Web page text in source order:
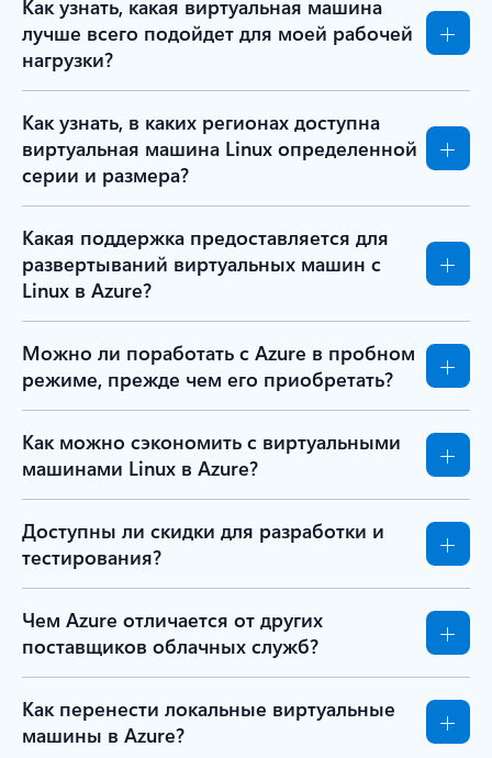
Как узнать, какая виртуальная машина
лучше всего подойдет для моей рабочей
нагрузки?
Как узнать, в каких регионах доступна
виртуальная машина Linux определенной
серии и размера?
Какая поддержка предоставляется для
развертываний виртуальных машин с
Linux в Azure?
Можно ли поработать с Azure в пробном
режиме, прежде чем его приобретать?
Как можно сэкономить с виртуальными
машинами Linux в Azure?
Доступны ли скидки для разработки и
тестирования?
Чем Azure отличается от других
поставщиков облачных служб?
Как перенести локальные виртуальные
машины в Azure?